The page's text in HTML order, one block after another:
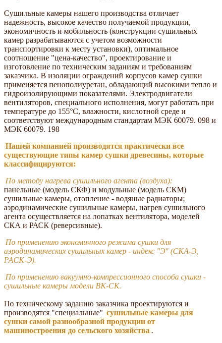
Сушильные камеры нашего производства отличает
надежность, высокое качество получаемой продукции,
экономичность и мобильность (конструкции сушильных
камер разрабатываются с учетом возможности
транспортировки к месту установки), оптимальное
соотношение "цена-качество", проектирование и
изготовление по техническим заданиям и требованиям
заказчика. В изоляции ограждений корпусов камер сушки
применяется пенополиуретан, обладающий высокими тепло и
гидроизолирующими показателями. Электродвигатели
вентиляторов, специального исполнения, могут работать при
температуре до 155°С, влажности, кислотной среде и
соответствуют международным стандартам МЭК 60079. 098 и
МЭК 60079. 198
Нашей компанией производятся практически все
существующие типы камер сушки древесины, которые
классифицируются:
По методу нагрева сушильного агента (воздуха):
панельные (модель СКФ) и модульные (модель СКМ)
сушильные камеры, отопление - водяные радиаторы;
аэродинамические сушильные камеры, нагрев сушильного
агента осуществляется на лопатках вентилятора, моделей
СКА и РАСК (реверсивные).
По применению экономичного режима сушки для
аэродинамических сушильных камер - индекс "Э" (СКА-Э,
РАСК-Э).
По применению вакуумно-компрессионного способа сушки -
сушильные камеры модели ВК-СК.
По техническому заданию заказчика проектируются и
производятся "специальные" сушильные камеры для
сушки самой разнообразной продукции от
машиностроения до сельского хозяйства .